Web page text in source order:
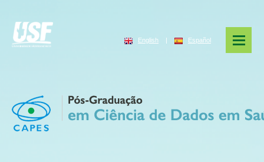
English | Español